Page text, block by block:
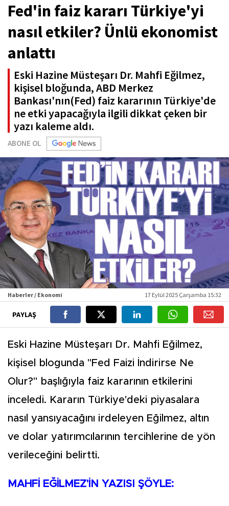
Fed'in faiz kararı Türkiye'yi
nasıl etkiler? Ünlü ekonomist
anlattı
Eski Hazine Müsteşarı Dr. Mahfi Eğilmez,
kişisel bloğunda, ABD Merkez
Bankası'nın(Fed) faiz kararının Türkiye'de
ne etki yapacağıyla ilgili dikkat çeken bir
yazı kaleme aldı.
ABONE OL
Haberler / Ekonomi 17 Eylül 2025 Çarşamba 15:32
PAYLAŞ
Eski Hazine Müsteşarı Dr. Mahfi Eğilmez,
kişisel blogunda "Fed Faizi İndirirse Ne
Olur?" başlığıyla faiz kararının etkilerini
inceledi. Kararın Türkiye'deki piyasalara
nasıl yansıyacağını irdeleyen Eğilmez, altın
ve dolar yatırımcılarının tercihlerine de yön
verileceğini belirtti.
MAHFİ EĞİLMEZ'İN YAZISI ŞÖYLE: